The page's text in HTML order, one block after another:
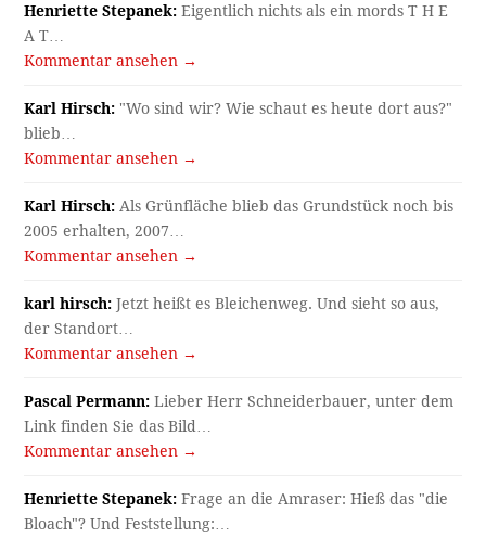
Henriette Stepanek: Eigentlich nichts als ein mords T H E
A T…
Kommentar ansehen →
Karl Hirsch: "Wo sind wir? Wie schaut es heute dort aus?"
blieb…
Kommentar ansehen →
Karl Hirsch: Als Grünfläche blieb das Grundstück noch bis
2005 erhalten, 2007…
Kommentar ansehen →
karl hirsch: Jetzt heißt es Bleichenweg. Und sieht so aus,
der Standort…
Kommentar ansehen →
Pascal Permann: Lieber Herr Schneiderbauer, unter dem
Link finden Sie das Bild…
Kommentar ansehen →
Henriette Stepanek: Frage an die Amraser: Hieß das "die
Bloach"? Und Feststellung:…